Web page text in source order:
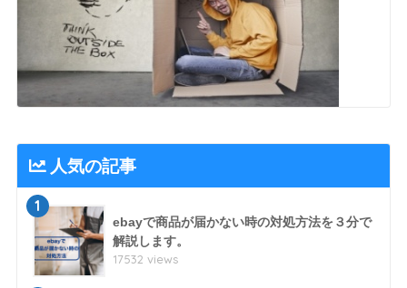
人気の記事
1
ebayで商品が届かない時の対処方法を３分で
解説します。
17532 views